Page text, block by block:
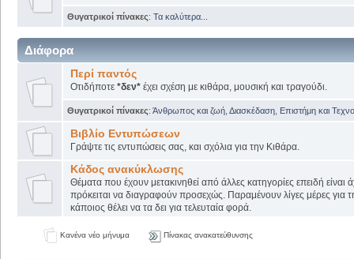
Θυγατρικοί πίνακες: Τα καλύτερα...
Διάφορα
Περί παντός
Οτιδήποτε *δεν*έχει σχέση με κιθάρα, μουσική και τραγούδι.
Θυγατρικοί πίνακες: Άνθρωπος και ζωή Διασκέδαση Επιστήμη και
Βιβλίο Εντυπώσεων
Γράψτε τις εντυπώσεις σας, και σχόλια για την Κιθάρα.
Κάδος ανακύκλωσης
Θέματα που έχουν μετακινηθεί από άλλες κατηγορίες επειδή είναι
πρόκειται να διαγραφούν προσεχώς. Παραμένουν λίγες μέρες για
κάποιος θέλει να τα δει για τελευταία φορά.
Κανένα νέο μήνυμα Πίνακας ανακατεύθυνσης